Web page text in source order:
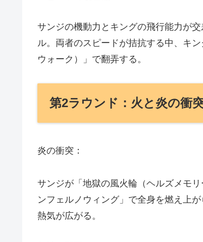
サンジの機動力とキングの飛行能力が
ル。両者のスピードが拮抗する中、キ
ウォーク）」で翻弄する。
第2ラウンド：火と炎の衝
炎の衝突：
サンジが「地獄の風火輪（ヘルズメモ
ンフェルノウィング」で全身を燃え上
熱気が広がる。